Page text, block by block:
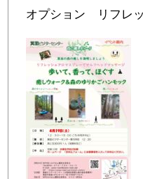
オプション リフレ